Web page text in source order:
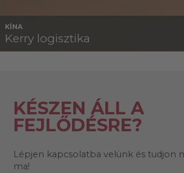
KÍNA
Kerry logisztika
KÉSZEN ÁLL A
FEJLŐDÉSRE?
Lépjen kapcsolatba velünk és tudjon
ma!